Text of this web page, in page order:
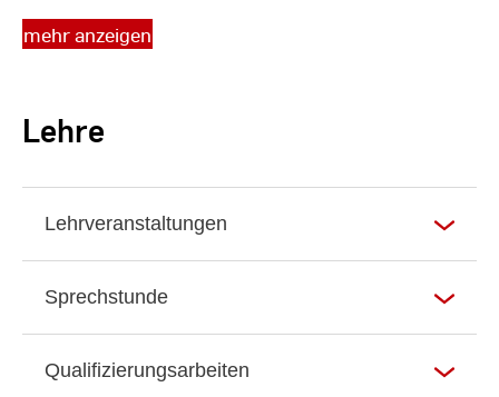
Lehrkräfte- und Schüler*innenforschung
2005-2011 Wissenschaftliche Mitarbeiterin im
von Prozessen der Konzeptentwicklung,
empirischer Analysen für und bei Trägern der
Kinder- und Jugendhilfe in den Bereichen
Jugendhilfeplanung, Jugendwohnen nach § 13
Abs. 3, Familienbildung, kommunalen
Bildungslandschaften, Mehrgenerationenhäuser
mehr anzeigen
Lehre
Lehrveranstaltungen
Sprechstunde
Qualifizierungsarbeiten